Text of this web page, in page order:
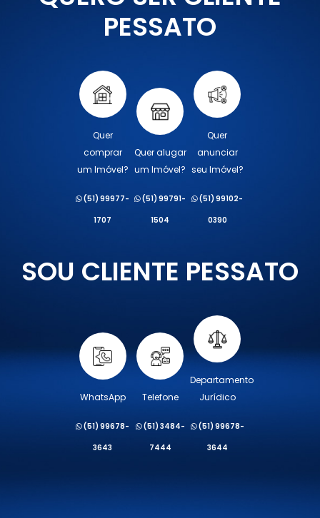
PESSATO
Quer
comprar
um Imóvel?
(51) 99977-
1707
Quer alugar
um Imóvel?
(51) 99791-
1504
Quer
anunciar
seu Imóvel?
(51) 99102-
0390
SOU CLIENTE PESSATO
WhatsApp
(51) 99678-
3643
Telefone
(51) 3484-
7444
Departamento
Jurídico
(51) 99678-
3644